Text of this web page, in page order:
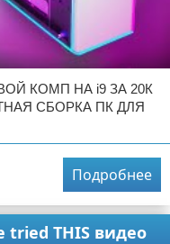
КОМП НА i9 ЗА 20К
СБОРКА ПК ДЛЯ
Подробнее
tried THIS видео